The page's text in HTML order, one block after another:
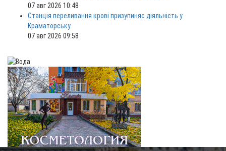
07 авг 2026 10:48
Станція переливання крові призупиняє діяльність у
Краматорську
07 авг 2026 09:58